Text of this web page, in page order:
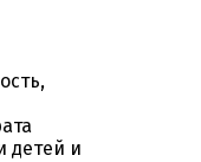
детей и